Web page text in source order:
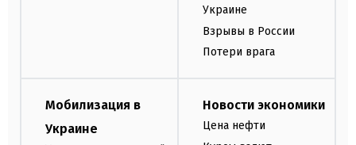
Украине
Взрывы в России
Потери врага
Мобилизация в
Украине
Новости экономики
Цена нефти